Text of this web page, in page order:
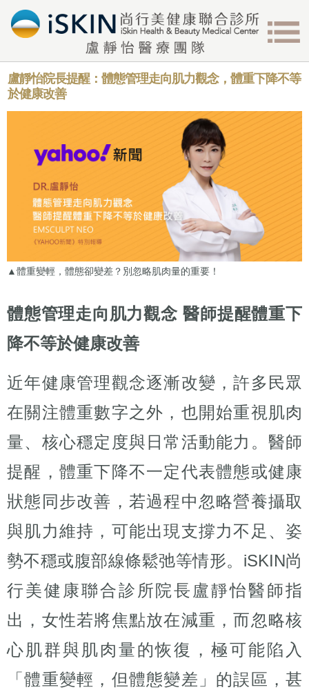
盧靜怡院長提醒：體態管理走向肌力觀念，體重下降不等
於健康改善
▲體重變輕，體態卻變差？別忽略肌肉量的重要！
體態管理走向肌力觀念 醫師提醒體重下
降不等於健康改善
近年健康管理觀念逐漸改變，許多民眾
在關注體重數字之外，也開始重視肌肉
量、核心穩定度與日常活動能力。醫師
提醒，體重下降不一定代表體態或健康
狀態同步改善，若過程中忽略營養攝取
與肌力維持，可能出現支撐力不足、姿
勢不穩或腹部線條鬆弛等情形。iSKIN尚
行美健康聯合診所院長盧靜怡醫師指
出，女性若將焦點放在減重，而忽略核
心肌群與肌肉量的恢復，極可能陷入
「體重變輕，但體態變差」的誤區，甚